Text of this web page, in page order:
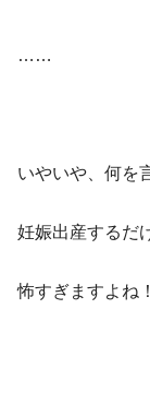
……
いやいや、何を
妊娠出産するだ
怖すぎますよね